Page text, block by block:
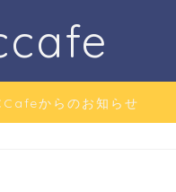
からのお知らせ